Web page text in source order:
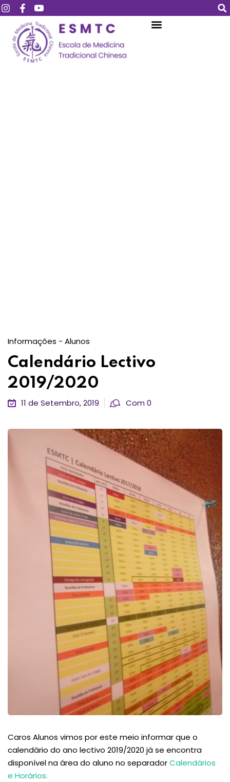
Informações - Alunos
Calendário Lectivo
2019/2020
11 de Setembro, 2019 Com 0
Caros Alunos vimos por este meio informar que o
calendário do ano lectivo 2019/2020 já se encontra
disponível na área do aluno no separadorCalendários
e Horários.
Login Assinar
Login